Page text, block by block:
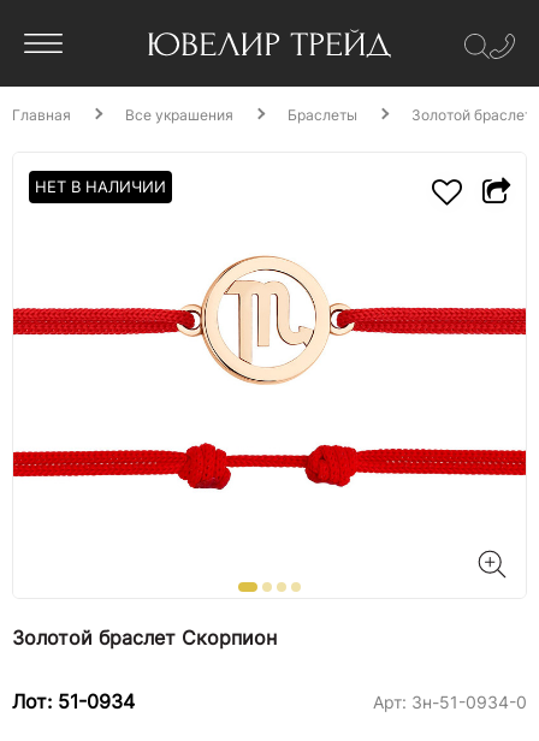
Главная Все украшения Браслеты Золотой браслет
НЕТ В НАЛИЧИИ
Золотой браслет Скорпион
Лот: 51-0934 Арт: 3н-51-0934-0